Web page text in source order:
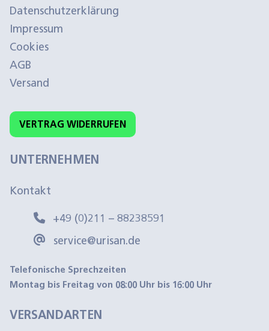
Datenschutzerklärung
Impressum
Cookies
AGB
Versand
VERTRAG WIDERRUFEN
UNTERNEHMEN
Kontakt
+49 (0)211 – 88238591
service@urisan.de
Telefonische Sprechzeiten
Montag bis Freitag von 08:00 Uhr bis 16:00 Uhr
VERSANDARTEN